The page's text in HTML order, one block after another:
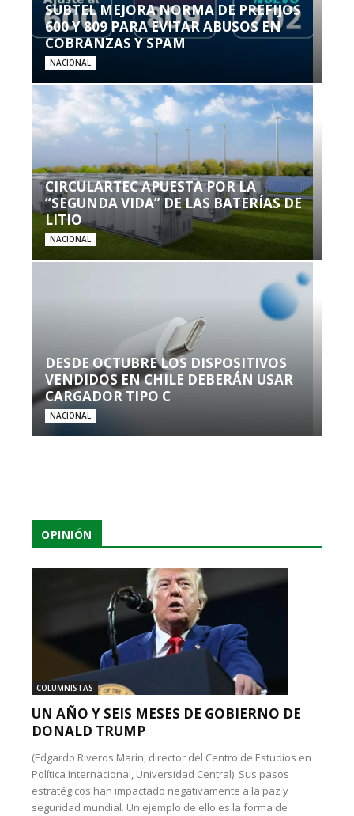
SUBTEL MEJORA NORMA DE PREFIJOS
600 Y 809 PARA EVITAR ABUSOS EN
COBRANZAS Y SPAM
NACIONAL
CIRCULARTEC APUESTA POR LA
“SEGUNDA VIDA” DE LAS BATERÍAS DE
LITIO
NACIONAL
DESDE OCTUBRE LOS DISPOSITIVOS
VENDIDOS EN CHILE DEBERÁN USAR
CARGADOR TIPO C
NACIONAL
OPINIÓN
COLUMNISTAS
UN AÑO Y SEIS MESES DE GOBIERNO DE
DONALD TRUMP
(Edgardo Riveros Marín, director del Centro de Estudios en
Política Internacional, Universidad Central): Sus pasos
estratégicos han impactado negativamente a la paz y
seguridad mundial. Un ejemplo de ello es la forma de